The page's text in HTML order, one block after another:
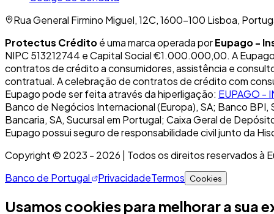
Rua General Firmino Miguel, 12C, 1600-100 Lisboa,
Protectus Créditoé uma marca operada porEupago -
NIPC 513212744 e Capital Social €1.000.000,00. A
contratos de crédito a consumidores, assistência e
contratual. A celebração de contratos de crédito com
Eupago pode ser feita através da hiperligação: EUPAGO -
Banco de Negócios Internacional (Europa), SA; Banco
Bancaria, SA, Sucursal em Portugal; Caixa Geral de
Eupago possui seguro de responsabilidade civil junto da
Copyright © 2023 - 2026 | Todos os direitos reservados à
Banco de Portugal
PrivacidadeTermos Cookies
Usamos cookies para melhorar a sua